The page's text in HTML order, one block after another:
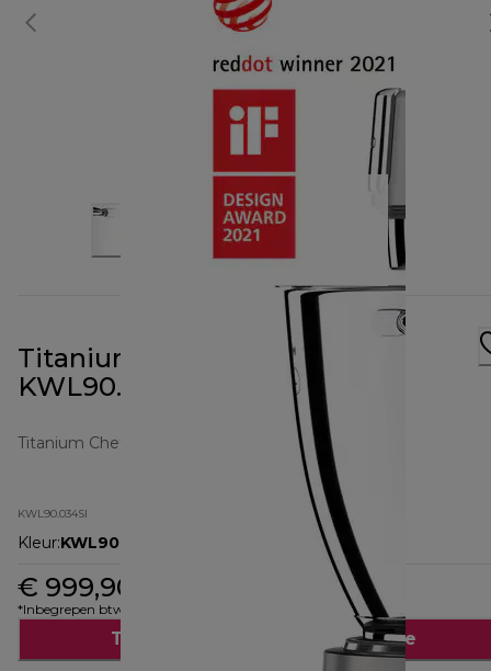
Titanium Chef Patissier XL
KWL90.034SI
Titanium Chef Patissier XL
KWL90.034SI
Kleur:KWL90.034SI
€ 999,90
*Inbegrepen btw
Toevoegen aan winkelwagentje